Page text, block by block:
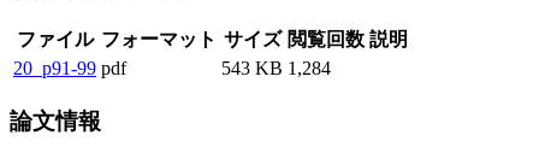
ファイル フォーマット サイズ 閲覧回数 説明
20_p91-99 pdf 543 KB 1,284
論文情報